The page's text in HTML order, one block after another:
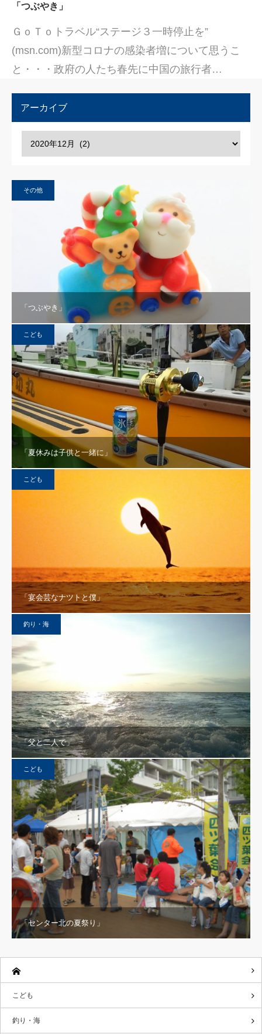
「つぶやき」
ＧｏＴｏトラベル“ステージ３一時停止を”
(msn.com)新型コロナの感染者増について思うこ
と・・・政府の人たち春先に中国の旅行者…
アーカイブ
その他
「つぶやき」
こども
「夏休みは子供と一緒に」
こども
「宴会芸なナツトと僕」
釣り・海
「父と二人で」
こども
「センター北の夏祭り」
こども
釣り・海